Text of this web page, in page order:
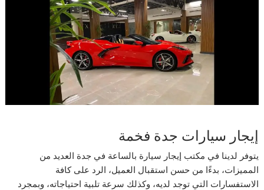
إيجار سيارات جدة فخمة
يتوفر لدينا في مكتب إيجار سيارة بالساعة في جدة العديد من
المميزات، بدءًا من حسن استقبال العميل، الرد على كافة
الاستفسارات التي توجد لديه، وكذلك سرعة تلبية احتياجاته، وبمجرد